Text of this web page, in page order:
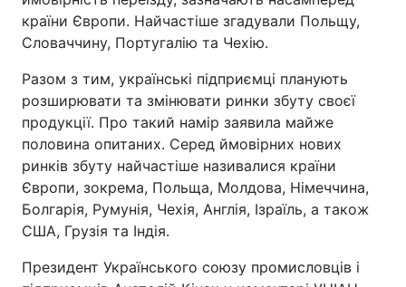
країни Європи. Найчастіше згадували Польщу,
Словаччину, Португалію та Чехію.
Разом з тим, українські підприємці планують
розширювати та змінювати ринки збуту своєї
продукції. Про такий намір заявила майже
половина опитаних. Серед ймовірних нових
ринків збуту найчастіше називалися країни
Європи, зокрема, Польща, Молдова, Німеччина,
Болгарія, Румунія, Чехія, Англія, Ізраїль, а також
США, Грузія та Індія.
Президент Українського союзу промисловців і